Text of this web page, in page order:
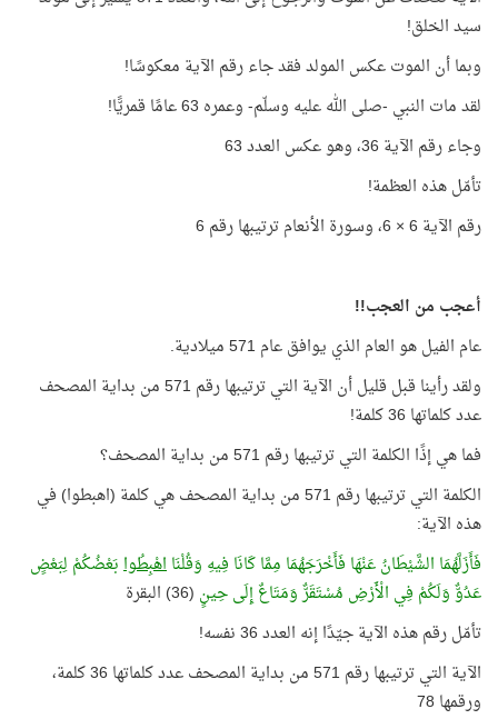
سيد الخلق!
وبما أن الموت عكس المولد فقد جاء رقم الآية معكوسًا!
لقد مات النبي -صلى الله عليه وسلّم- وعمره 63 عامًا قمريًّا!
وجاء رقم الآية 36، وهو عكس العدد 63
تأمّل هذه العظمة!
رقم الآية 6 × 6، وسورة الأنعام ترتيبها رقم 6
أعجب من العجب!!
عام الفيل هو العام الذي يوافق عام 571 ميلادية.
ولقد رأينا قبل قليل أن الآية التي ترتيبها رقم 571 من بداية المصحف
عدد كلماتها 36 كلمة!
فما هي إذًا الكلمة التي ترتيبها رقم 571 من بداية المصحف؟
الكلمة التي ترتيبها رقم 571 من بداية المصحف هي كلمة (اهبطوا) في
هذه الآية:
فَأَزَلَّهُمَا الشَّيْطَانُ عَنْهَا فَأَخْرَجَهُمَا مِمَّا كَانَا فِيهِ وَقُلْنَااهْبِطُوابَعْضُكُمْ لِبَعْضٍ
عَدُوٌّ وَلَكُمْ فِي الْأَرْضِ مُسْتَقَرٌّ وَمَتَاعٌ إِلَى حِينٍ (36) البقرة
تأمّل رقم هذه الآية جيّدًا إنه العدد 36 نفسه!
الآية التي ترتيبها رقم 571 من بداية المصحف عدد كلماتها 36 كلمة،
ورقمها 78